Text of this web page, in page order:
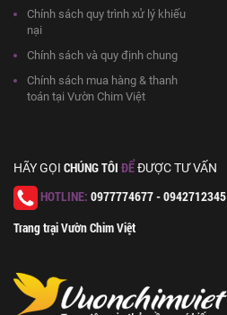
Chính sách quy trình xử lý khiếu
nại
Chính sách và quy định chung
Chính sách mua hàng & thanh
toán tại Vườn Chim Việt
HÃY GỌI CHÚNG TÔI ĐỂĐƯỢC TƯ VẤN
HOTLINE: 0977774677 - 0942712345
Trang trại Vườn Chim Việt